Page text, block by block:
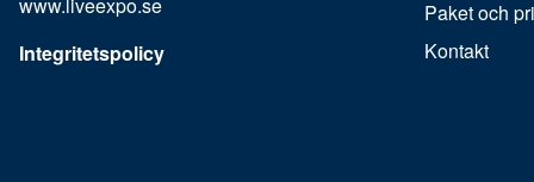
Integritetspolicy
Paket och
Kontakt